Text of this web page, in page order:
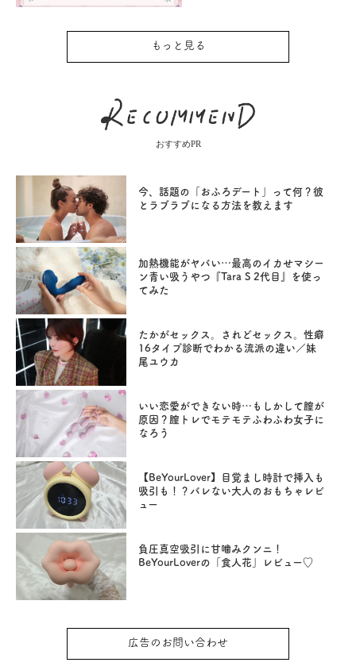
もっと見る
おすすめPR
今、話題の「おふろデート」って何？彼
とラブラブになる方法を教えます
加熱機能がヤバい…最高のイカせマシー
ン青い吸うやつ『Tara S 2代目』を使っ
てみた
たかがセックス。されどセックス。性癖
16タイプ診断でわかる流派の違い／妹
尾ユウカ
いい恋愛ができない時…もしかして膣が
原因？膣トレでモテモテふわふわ女子に
なろう
【BeYourLover】目覚まし時計で挿入も
吸引も！？バレない大人のおもちゃレビ
ュー
負圧真空吸引に甘噛みクンニ！
BeYourLoverの「食人花」レビュー♡
広告のお問い合わせ